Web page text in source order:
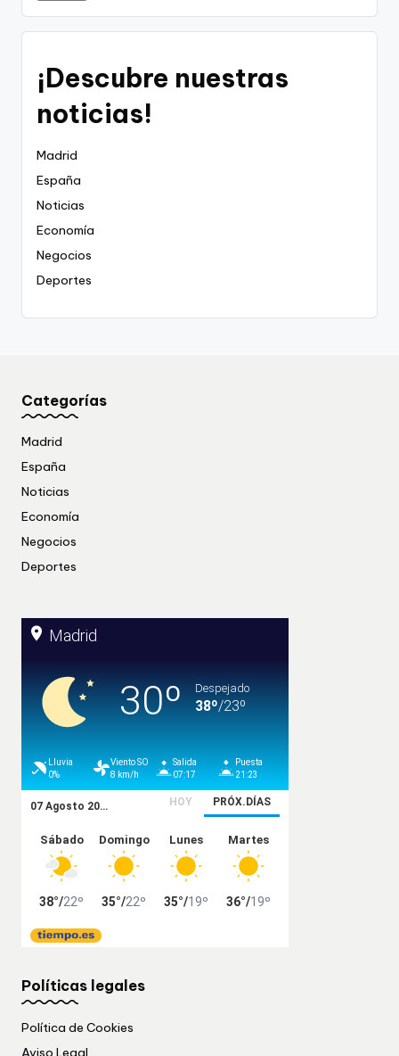
¡Descubre nuestras
noticias!
Madrid
España
Noticias
Economía
Negocios
Deportes
Categorías
Madrid
España
Noticias
Economía
Negocios
Deportes
Políticas legales
Política de Cookies
Aviso Legal